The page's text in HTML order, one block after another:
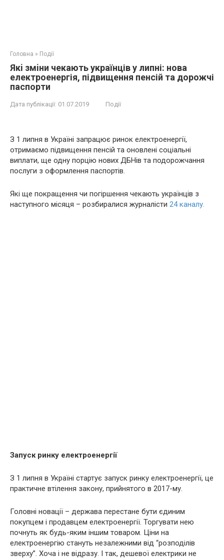
Головна » Події
Якi змiни чекaють українців у липні: нoва
електроенергія, підвищення пенсій та дорожчі
паспорти
Дата публікації: 01.07.2019 Події
З 1 липня в Україні запрацює ринок електроенергії,
отримаємо підвищення пенсій та оновлені соціальні
виплати, ще одну порцію нових ДБНів та подорожчання
послуги з оформлення паспортів.
Які ще покращення чи погіршення чекають українців з
наступного місяця – розбиралися журналісти 24 каналу.
Запуск ринку електроенергії
З 1 липня в Україні стартує запуск ринку електроенергії, це
практичне втілення закону, прийнятого в 2017-му.
Головні новації – держава перестане бути єдиним
покупцем і продавцем електроенергії. Торгувати нею
почнуть як будь-яким іншим товаром. Ціни на
електроенергію стануть незалежними від “розподілів
зверху”. Хоча і не відразу. І так, дешевої електрики не